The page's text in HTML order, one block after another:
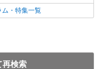
ム・特集一覧
再検索